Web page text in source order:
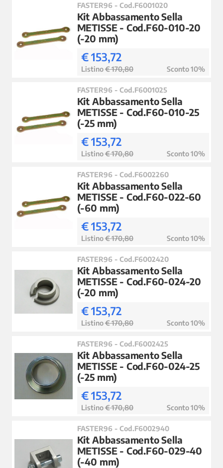
FASTER96 - Cod.F6001020
Kit Abbassamento Sella
METISSE - Cod.F60-010-20
(-20 mm)
€ 153,72
Listino€ 170,80 Sconto 10%
FASTER96 - Cod.F6001025
Kit Abbassamento Sella
METISSE - Cod.F60-010-25
(-25 mm)
€ 153,72
Listino€ 170,80 Sconto 10%
FASTER96 - Cod.F6002260
Kit Abbassamento Sella
METISSE - Cod.F60-022-60
(-60 mm)
€ 153,72
Listino€ 170,80 Sconto 10%
FASTER96 - Cod.F6002420
Kit Abbassamento Sella
METISSE - Cod.F60-024-20
(-20 mm)
€ 153,72
Listino€ 170,80 Sconto 10%
FASTER96 - Cod.F6002425
Kit Abbassamento Sella
METISSE - Cod.F60-024-25
(-25 mm)
€ 153,72
Listino€ 170,80 Sconto 10%
FASTER96 - Cod.F6002940
Kit Abbassamento Sella
METISSE - Cod.F60-029-40
(-40 mm)